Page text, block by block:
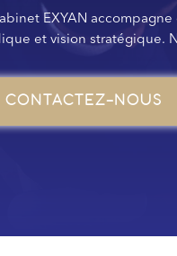
EXYAN
et vision stratégique.
CONTACTEZ-NOUS